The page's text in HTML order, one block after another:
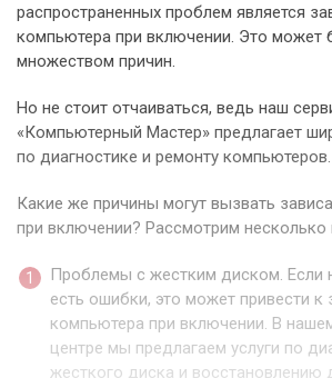
распространенных проблем является
компьютера при включении. Это может
множеством причин.
Но не стоит отчаиваться, ведь наш
«Компьютерный Мастер» предлагает
по диагностике и ремонту компьютеров.
Какие же причины могут вызвать
при включении? Рассмотрим несколько
Проблемы с жестким диском. Если
есть ошибки, это может привести к
компьютера при включении. В
центре мы предлагаем услуги по
жесткого диска и восстановлению